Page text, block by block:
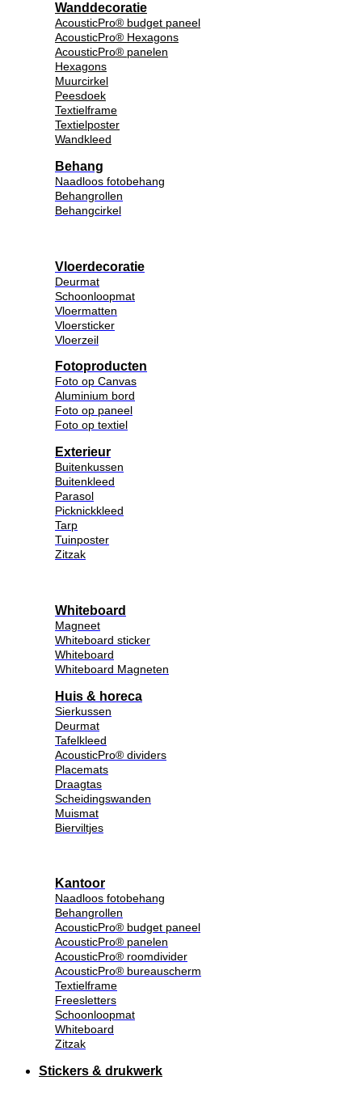
Wanddecoratie
AcousticPro® budget paneel
AcousticPro® Hexagons
AcousticPro® panelen
Hexagons
Muurcirkel
Peesdoek
Textielframe
Textielposter
Wandkleed
Behang
Naadloos fotobehang
Behangrollen
Behangcirkel
Vloerdecoratie
Deurmat
Schoonloopmat
Vloermatten
Vloersticker
Vloerzeil
Fotoproducten
Foto op Canvas
Aluminium bord
Foto op paneel
Foto op textiel
Exterieur
Buitenkussen
Buitenkleed
Parasol
Picknickkleed
Tarp
Tuinposter
Zitzak
Whiteboard
Magneet
Whiteboard sticker
Whiteboard
Whiteboard Magneten
Huis & horeca
Sierkussen
Deurmat
Tafelkleed
AcousticPro® dividers
Placemats
Draagtas
Scheidingswanden
Muismat
Bierviltjes
Kantoor
Naadloos fotobehang
Behangrollen
AcousticPro® budget paneel
AcousticPro® panelen
AcousticPro® roomdivider
AcousticPro® bureauscherm
Textielframe
Freesletters
Schoonloopmat
Whiteboard
Zitzak
Stickers & drukwerk